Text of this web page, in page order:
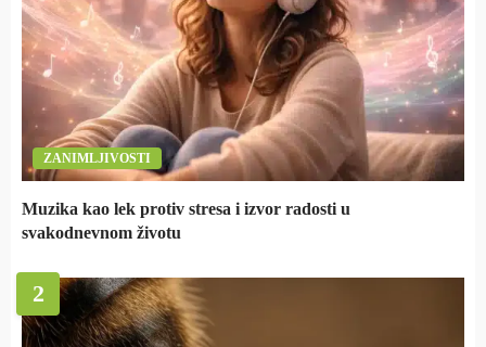
ZANIMLJIVOSTI
Muzika kao lek protiv stresa i izvor radosti u
svakodnevnom životu
2